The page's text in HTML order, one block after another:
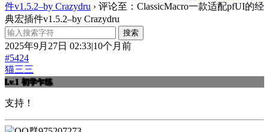
件v1.5.2–by Crazydru › 评论至：ClassicMacro一款适配pfUI的经
典宏插件v1.5.2–by Crazydru
2025年9月27日 02:33|10个月前
#5424
猫三三
Lv.1 初学乍练
支持！